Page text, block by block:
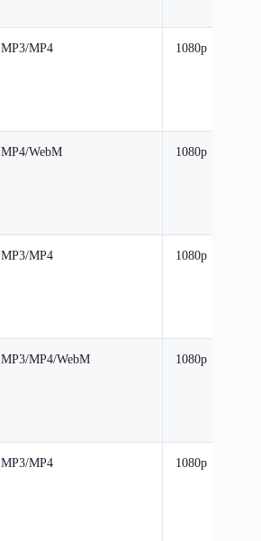
MP3/MP4 1080p
MP4/WebM 1080p
MP3/MP4 1080p
MP3/MP4/WebM 1080p
MP3/MP4 1080p